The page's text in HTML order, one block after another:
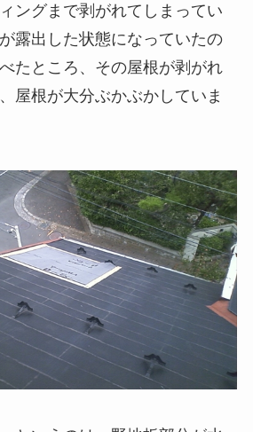
ングまで剥がれてしまってい
露出した状態になっていたの
たところ、その屋根が剥がれ
屋根が大分ぶかぶかしていま